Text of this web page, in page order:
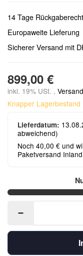
14 Tage Rückgaberecht
Europaweite Lieferung
Sicherer Versand mit
899,00 €
inkl. 19% USt. ,
Knapper Lagerbestand
Lieferdatum:
abweichend)
Noch 40,00 € und
Paketversand